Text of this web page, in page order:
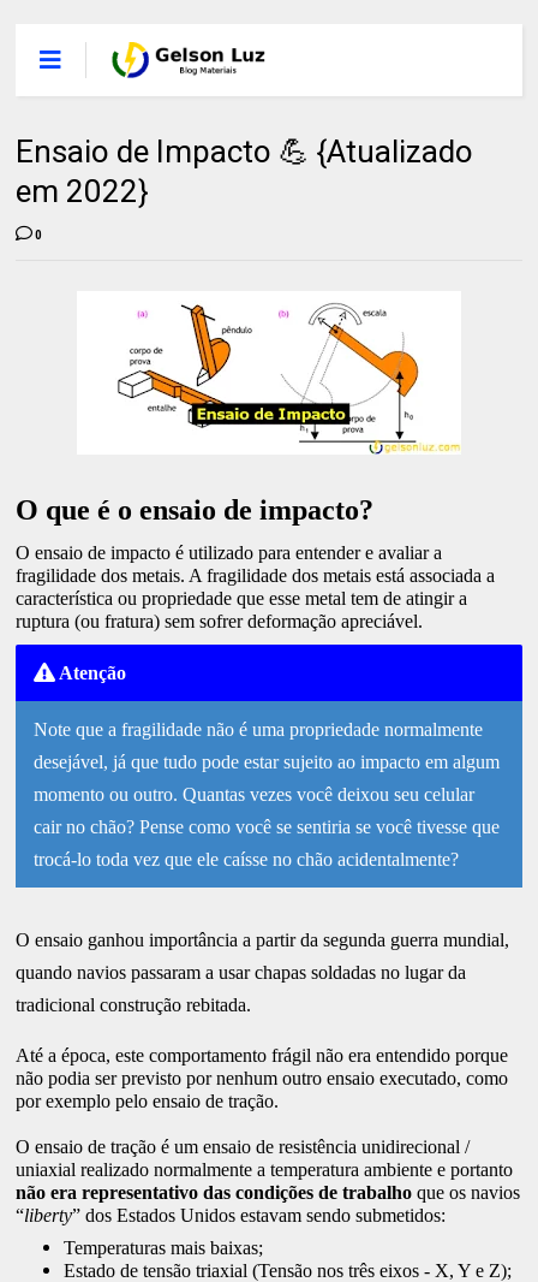
Ensaio de Impacto 💪 {Atualizado
em 2022}
0
O que é o ensaio de impacto?
O ensaio de impacto é utilizado para entender e avaliar a
fragilidade dos metais. A fragilidade dos metais está associada a
característica ou propriedade que esse metal tem de atingir a
ruptura (ou fratura) sem sofrer deformação apreciável.
Atenção
Note que a fragilidade não é uma propriedade normalmente
desejável, já que tudo pode estar sujeito ao impacto em algum
momento ou outro. Quantas vezes você deixou seu celular
cair no chão? Pense como você se sentiria se você tivesse que
trocá-lo toda vez que ele caísse no chão acidentalmente?
O ensaio ganhou importância a partir da segunda guerra mundial,
quando navios passaram a usar chapas soldadas no lugar da
tradicional construção rebitada.
Até a época, este comportamento frágil não era entendido porque
não podia ser previsto por nenhum outro ensaio executado, como
por exemplo pelo ensaio de tração.
O ensaio de tração é um ensaio de resistência unidirecional /
uniaxial realizado normalmente a temperatura ambiente e portanto
não era representativo das condições de trabalho que os navios
“liberty” dos Estados Unidos estavam sendo submetidos:
Temperaturas mais baixas;
Estado de tensão triaxial (Tensão nos três eixos - X, Y e Z);